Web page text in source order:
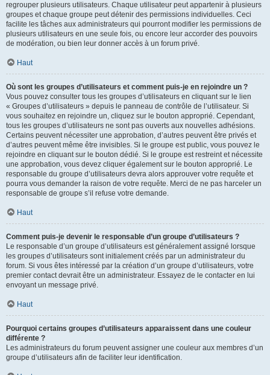
regrouper plusieurs utilisateurs. Chaque utilisateur peut appartenir à plusieurs
groupes et chaque groupe peut détenir des permissions individuelles. Ceci
facilite les tâches aux administrateurs qui pourront modifier les permissions de
plusieurs utilisateurs en une seule fois, ou encore leur accorder des pouvoirs
de modération, ou bien leur donner accès à un forum privé.
Haut
Où sont les groupes d’utilisateurs et comment puis-je en rejoindre un ?
Vous pouvez consulter tous les groupes d’utilisateurs en cliquant sur le lien
« Groupes d’utilisateurs » depuis le panneau de contrôle de l’utilisateur. Si
vous souhaitez en rejoindre un, cliquez sur le bouton approprié. Cependant,
tous les groupes d’utilisateurs ne sont pas ouverts aux nouvelles adhésions.
Certains peuvent nécessiter une approbation, d’autres peuvent être privés et
d’autres peuvent même être invisibles. Si le groupe est public, vous pouvez le
rejoindre en cliquant sur le bouton dédié. Si le groupe est restreint et nécessite
une approbation, vous devez cliquer également sur le bouton approprié. Le
responsable du groupe d’utilisateurs devra alors approuver votre requête et
pourra vous demander la raison de votre requête. Merci de ne pas harceler un
responsable de groupe s’il refuse votre demande.
Haut
Comment puis-je devenir le responsable d’un groupe d’utilisateurs ?
Le responsable d’un groupe d’utilisateurs est généralement assigné lorsque
les groupes d’utilisateurs sont initialement créés par un administrateur du
forum. Si vous êtes intéressé par la création d’un groupe d’utilisateurs, votre
premier contact devrait être un administrateur. Essayez de le contacter en lui
envoyant un message privé.
Haut
Pourquoi certains groupes d’utilisateurs apparaissent dans une couleur
différente ?
Les administrateurs du forum peuvent assigner une couleur aux membres d’un
groupe d’utilisateurs afin de faciliter leur identification.